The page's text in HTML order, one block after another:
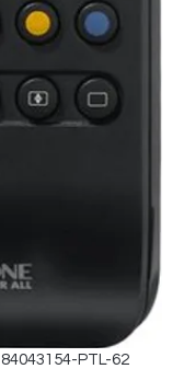
PTL-62